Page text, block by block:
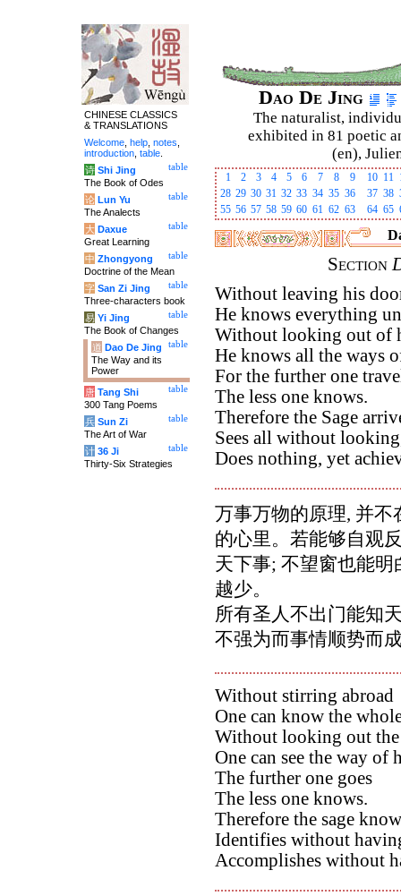
Dao De Jing
The naturalist,
exhibited in 81 poetic
(en),
1 2 3 4 5 6 7 8 9 10 11
28 29 30 31 32 33 34 35 36 37 38
55 56 57 58 59 60 61 62 63 64 65
Section
Without leaving his
He knows everything
Without looking out of
He knows all the ways
For the further one
The less one knows.
Therefore the Sage
Sees all without
Does nothing, yet
万事万物的原理, 并不
的心里。若能够自观
天下事; 不望窗也能
越少。
所有圣人不出门能知
不强为而事情顺势而
Without stirring abroad
One can know the
Without looking out
One can see the way of
The further one goes
The less one knows.
Therefore the sage
Identifies without
Accomplishes without
CHINESE CLASSICS
& TRANSLATIONS
Welcome help notes
introduction table
table
诗 Shi Jing
The Book of Odes
table
论 Lun Yu
The Analects
table
大 Daxue
Great Learning
table
中 Zhongyong
Doctrine of the Mean
table
字 San Zi Jing
Three-characters book
table
易 Yi Jing
The Book of Changes
table
道 Dao De Jing
The Way and its
Power
table
唐 Tang Shi
300 Tang Poems
table
兵 Sun Zi
The Art of War
table
计 36 Ji
Thirty-Six Strategies